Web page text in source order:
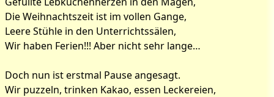
Die Weihnachtszeit ist im vollen Gange,
Leere Stühle in den Unterrichtssälen,
Wir haben Ferien!!! Aber nicht sehr lange…
Doch nun ist erstmal Pause angesagt.
Wir puzzeln, trinken Kakao, essen Leckereien,